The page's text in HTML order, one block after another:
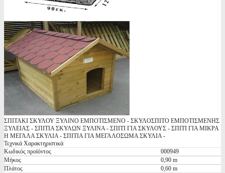
ΣΠΙΤΑΚΙ ΣΚΥΛΟΥ ΞΥΛΙΝΟ ΕΜΠΟΤΙΣΜΕΝΟ - ΣΚΥΛΟΣΠΙΤΟ ΕΜΠΟΤΙΣΜΕΝΗΣ
ΞΥΛΕΙΑΣ - ΣΠΙΤΙΑ ΣΚΥΛΩΝ ΞΥΛΙΝΑ - ΣΠΙΤΙ ΓΙΑ ΣΚΥΛΟΥΣ - ΣΠΙΤΙ ΓΙΑ ΜΙΚΡΑ
Η ΜΕΓΑΛΑ ΣΚΥΛΙΑ - ΣΠΙΤΙΑ ΓΙΑ ΜΕΓΑΛΟΣΩΜΑ ΣΚΥΛΙΑ -
Τεχνικά Χαρακτηριστικά
Κωδικός προϊόντος
000949
Μήκος
0,90 m
Πλάτος
0,60 m